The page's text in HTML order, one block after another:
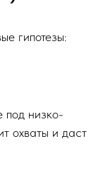
гипотезы:
под низко-
охваты и даст